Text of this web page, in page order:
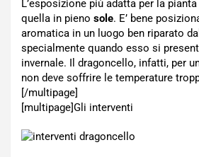
L’esposizione più adatta per la
quella in pieno sole. E’ bene
aromatica in un luogo ben riparato dal
specialmente quando esso si
invernale. Il dragoncello, infatti, per
non deve soffrire le temperature
[/multipage]
[multipage]Gli interventi